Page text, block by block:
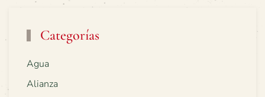
Categorías
Agua
Alianza